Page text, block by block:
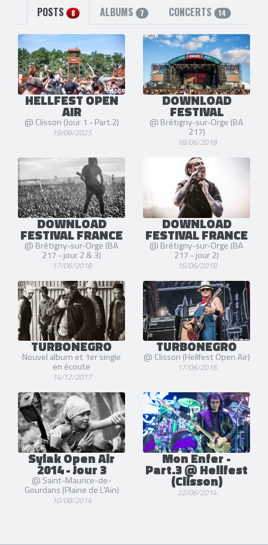
POSTS 8 ALBUMS 7 CONCERTS 14
HELLFEST OPEN
AIR
@ Clisson (Jour 1 - Part.2)
19/06/2025
DOWNLOAD
FESTIVAL
@ Brétigny-sur-Orge (BA
217)
18/06/2018
DOWNLOAD
FESTIVAL FRANCE
@ Brétigny-sur-Orge (BA
217 - jour 2 & 3)
17/06/2018
DOWNLOAD
FESTIVAL FRANCE
@ Brétigny-sur-Orge (BA
217 - jour 2)
16/06/2018
TURBONEGRO
Nouvel album et 1er single
en écoute
14/12/2017
TURBONEGRO
@ Clisson (Hellfest Open Air)
17/06/2016
Sylak Open Air
2014 - Jour 3
@ Saint-Maurice-de-
Gourdans (Plaine de L'Ain)
10/08/2014
Mon Enfer -
Part.3 @ Hellfest
(Clisson)
22/06/2014